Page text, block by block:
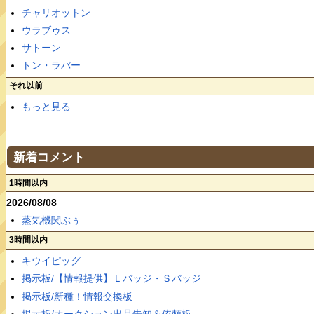
チャリオットン
ウラブゥス
サトーン
トン・ラバー
それ以前
もっと見る
新着コメント
1時間以内
2026/08/08
蒸気機関ぶぅ
3時間以内
キウイピッグ
掲示板/【情報提供】Ｌバッジ・Ｓバッジ
掲示板/新種！情報交換板